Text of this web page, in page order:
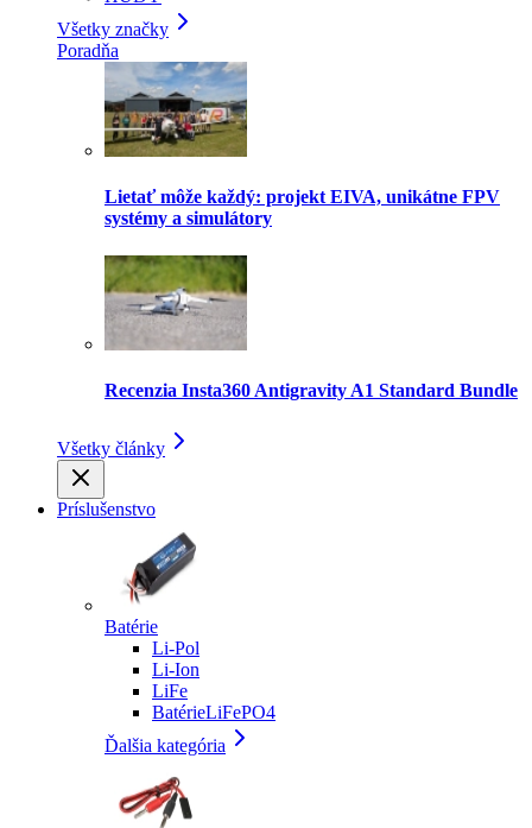
Všetky značky
Poradňa
Lietať môže každý: projekt EIVA, unikátne FPV
systémy a simulátory
Recenzia Insta360 Antigravity A1 Standard Bundle
Všetky články
Príslušenstvo
Batérie
Li-Pol
Li-Ion
LiFe
BatérieLiFePO4
Ďalšia kategória